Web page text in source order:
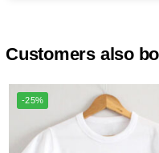
Customers also
-25%